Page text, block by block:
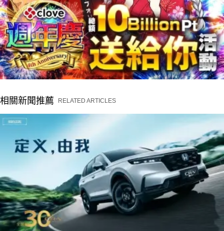
相關新聞推薦 RELATED ARTICLES